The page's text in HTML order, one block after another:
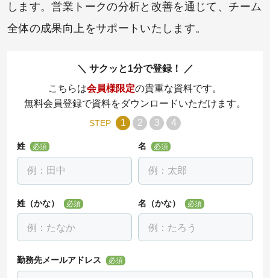
します。営業トークの分析と改善を通じて、チーム
全体の成果向上をサポートいたします。
サクッと1分で登録！
こちらは会員様限定の貴重な資料です。
無料会員登録で資料をダウンロードいただけます。
STEP 1 2 3 4
姓 必須 名 必須
姓（かな） 必須 名（かな） 必須
勤務先メールアドレス 必須